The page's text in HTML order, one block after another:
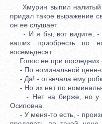
Хмурин выпил налитый
придал такое выражение
он ее слушает.
- И я бы, вот видите, -
ваших приобресть по
восемьдесят.
Голос ее при последних
- По номинальной цене-
- Да! - отвечала ему
- Но их нет по
- Нет на бирже, но у
Осиповна.
- У меня-то есть, -